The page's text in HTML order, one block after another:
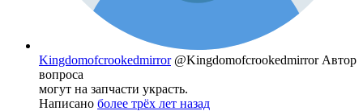
Kingdomofcrookedmirror @Kingdomofcrookedmirror Автор
вопроса
могут на запчасти украсть.
Написано более трёх лет назад